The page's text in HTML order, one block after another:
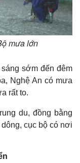
mưa lớn
sớm đến đêm
Nghệ An có mưa
rất to.
du, đồng bằng
cục bộ có nơi